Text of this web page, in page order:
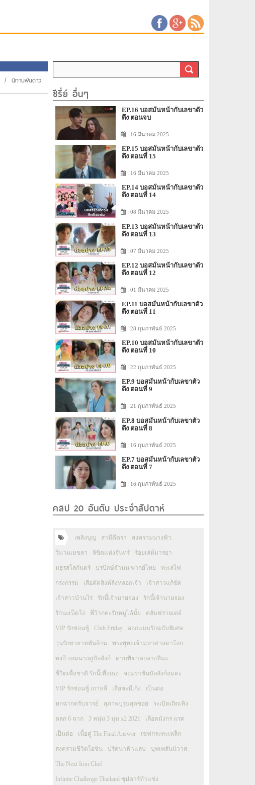
/ นิทานพันดาว
ซีรี่ย์ อื่นๆ
EP.16 บอสมั่นหน้ากับเลขาตัว
ตึง ตอนจบ
: 16 มีนาคม 2025
EP.15 บอสมั่นหน้ากับเลขาตัว
ตึง ตอนที่ 15
: 16 มีนาคม 2025
EP.14 บอสมั่นหน้ากับเลขาตัว
ตึง ตอนที่ 14
: 08 มีนาคม 2025
EP.13 บอสมั่นหน้ากับเลขาตัว
ตึง ตอนที่ 13
: 07 มีนาคม 2025
EP.12 บอสมั่นหน้ากับเลขาตัว
ตึง ตอนที่ 12
: 01 มีนาคม 2025
EP.11 บอสมั่นหน้ากับเลขาตัว
ตึง ตอนที่ 11
: 28 กุมภาพันธ์ 2025
EP.10 บอสมั่นหน้ากับเลขาตัว
ตึง ตอนที่ 10
: 22 กุมภาพันธ์ 2025
EP.9 บอสมั่นหน้ากับเลขาตัว
ตึง ตอนที่ 9
: 21 กุมภาพันธ์ 2025
EP.8 บอสมั่นหน้ากับเลขาตัว
ตึง ตอนที่ 8
: 16 กุมภาพันธ์ 2025
EP.7 บอสมั่นหน้ากับเลขาตัว
ตึง ตอนที่ 7
: 16 กุมภาพันธ์ 2025
คลิป 20 อันดับ ประจำสัปดาห์
เพลิงบุญ สามีตีตรา สงครามนางฟ้า
วิมานเมขลา ลิขิตแห่งจันทร์ ร้อยเล่ห์มารยา
มธุรสโลกันตร์ ปรปักษ์จำนน พากย์ไทย ทะเลไฟ
กรงกรรม เสือตัดสิงห์ลิงหลอกเจ้า เจ้าสาวแก้ขัด
เจ้าสาวบ้านไร่ รักนี้เจ้านายจอง รักนี้เจ้านายจอง
รักนะเป็ดโง่ พี่ว้ากคะรักหนูได้มั้ย คลับฟรายเดย์
VIP รักซ่อนชู้ Club Friday ออกแบบรักฉบับพิเศษ
วุ่นรักทายาทพันล้าน พระพุทธเจ้ามหาศาสดาโลก
ทงอี จอมนางคู่บัลลังก์ ดาบพิฆาตกลางหิมะ
ชีวิตเพื่อชาติ รักนี้เพื่อเธอ จอมราชันบัลลังก์อมตะ
VIP รักซ่อนชู้ เกาหลี เสือชะนีเก้ง เป็นต่อ
หกฉากครับจารย์ สุภาพบุรุษสุดซอย ระเบิดเถิดเทิง
ตลก 6 ฉาก 3 หนุ่ม 3 มุม x2 2021 เลือดมังกร แรด
เป็นต่อ เนื้อคู่ The Final Answer เชฟกระทะเหล็ก
สงครามชีวิตโอชิน ปริศนาฟ้าแลบ บุพเพสันนิวาส
The Next Iron Chef
Infinite Challenge Thailand ซุปตาร์ท้าแข่ง